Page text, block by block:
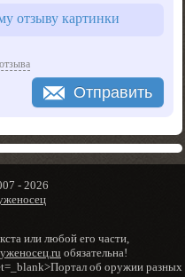
отзыву картинки
Отправить
- 2026
или любой его части,
обязательна!
об оружии разных